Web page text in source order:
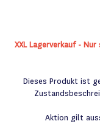
XXL Lagerverkauf -
Dieses Produkt ist
Aktion gilt